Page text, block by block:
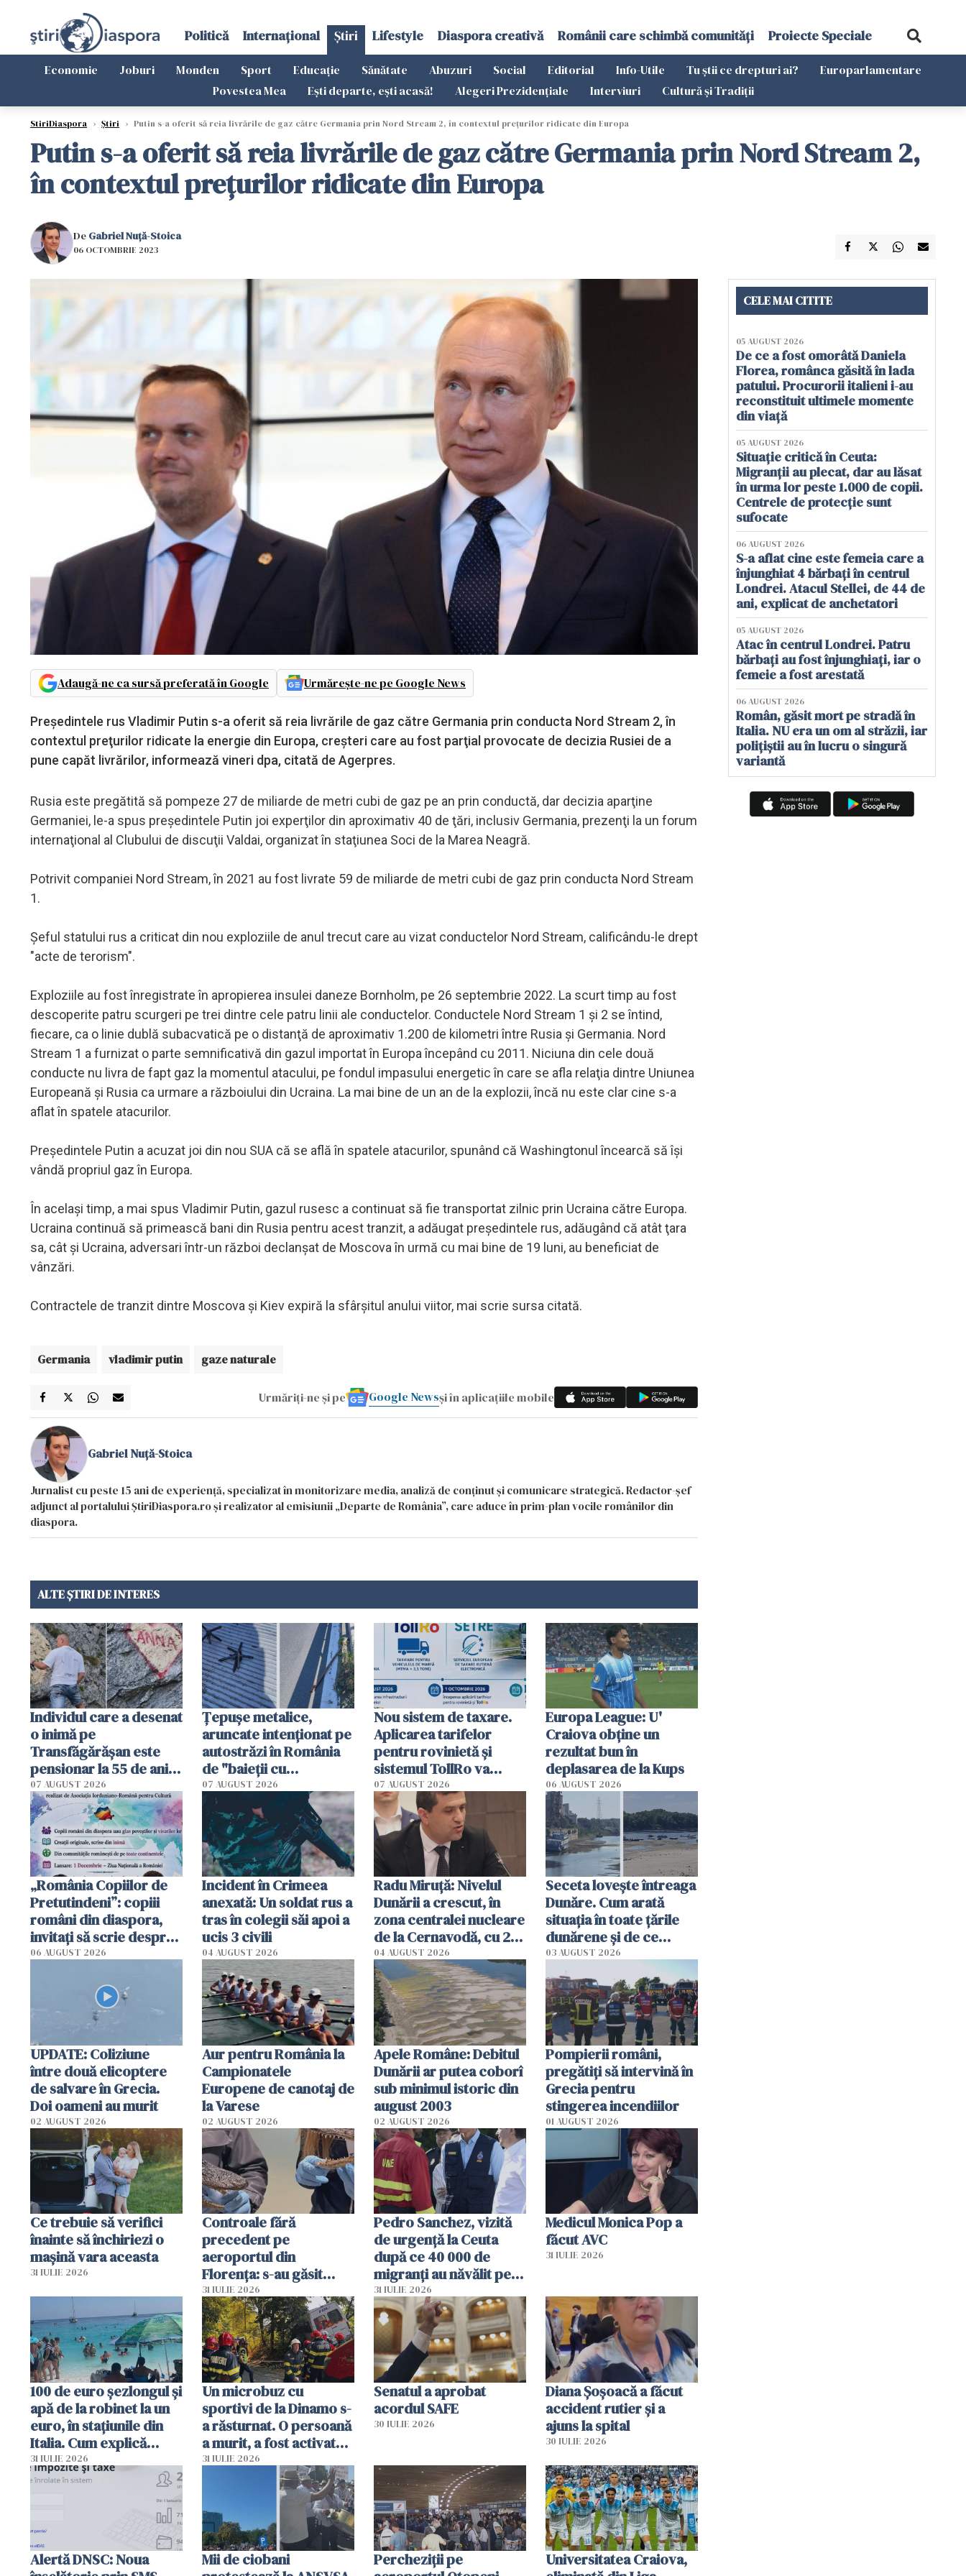
Politică Internațional Știri Lifestyle Diaspora creativă Românii care schimbă comunități Proiecte Speciale
Economie Joburi Monden Sport Educație Sănătate Abuzuri Social Editorial Info-Utile Tu știi ce drepturi ai?
Europarlamentare
Povestea Mea
Ești departe, ești acasă! Alegeri Prezidențiale Interviuri Cultură și Tradiții
StiriDiaspora › Știri › Putin s-a oferit să reia livrările de gaz către Germania prin Nord Stream 2, în contextul prețurilor ridicate din Europa
Putin s-a oferit să reia livrările de gaz către Germania prin Nord Stream 2,
în contextul prețurilor ridicate din Europa
De Gabriel Nuță-Stoica
06 OCTOMBRIE 2023
Adaugă-ne ca sursă preferată în Google Urmărește-ne pe Google News
Preşedintele rus Vladimir Putin s-a oferit să reia livrările de gaz către Germania prin conducta Nord Stream 2, în
contextul preţurilor ridicate la energie din Europa, creşteri care au fost parţial provocate de decizia Rusiei de a
pune capăt livrărilor, informează vineri dpa, citată de Agerpres.
Rusia este pregătită să pompeze 27 de miliarde de metri cubi de gaz pe an prin conductă, dar decizia aparţine
Germaniei, le-a spus preşedintele Putin joi experţilor din aproximativ 40 de ţări, inclusiv Germania, prezenţi la un forum
internaţional al Clubului de discuţii Valdai, organizat în staţiunea Soci de la Marea Neagră.
Potrivit companiei Nord Stream, în 2021 au fost livrate 59 de miliarde de metri cubi de gaz prin conducta Nord Stream
1.
Şeful statului rus a criticat din nou exploziile de anul trecut care au vizat conductelor Nord Stream, calificându-le drept
"acte de terorism".
Exploziile au fost înregistrate în apropierea insulei daneze Bornholm, pe 26 septembrie 2022. La scurt timp au fost
descoperite patru scurgeri pe trei dintre cele patru linii ale conductelor. Conductele Nord Stream 1 şi 2 se întind,
fiecare, ca o linie dublă subacvatică pe o distanţă de aproximativ 1.200 de kilometri între Rusia şi Germania. Nord
Stream 1 a furnizat o parte semnificativă din gazul importat în Europa începând cu 2011. Niciuna din cele două
conducte nu livra de fapt gaz la momentul atacului, pe fondul impasului energetic în care se afla relaţia dintre Uniunea
Europeană şi Rusia ca urmare a războiului din Ucraina. La mai bine de un an de la explozii, încă nu este clar cine s-a
aflat în spatele atacurilor.
Preşedintele Putin a acuzat joi din nou SUA că se află în spatele atacurilor, spunând că Washingtonul încearcă să îşi
vândă propriul gaz în Europa.
În acelaşi timp, a mai spus Vladimir Putin, gazul rusesc a continuat să fie transportat zilnic prin Ucraina către Europa.
Ucraina continuă să primească bani din Rusia pentru acest tranzit, a adăugat preşedintele rus, adăugând că atât ţara
sa, cât şi Ucraina, adversari într-un război declanşat de Moscova în urmă cu mai bine de 19 luni, au beneficiat de
vânzări.
Contractele de tranzit dintre Moscova şi Kiev expiră la sfârşitul anului viitor, mai scrie sursa citată.
Germania vladimir putin gaze naturale
Urmăriți-ne și pe Google Newsși în aplicațiile mobile
Gabriel Nuță-Stoica
Jurnalist cu peste 15 ani de experiență, specializat în monitorizare media, analiză de conținut și comunicare strategică. Redactor-șef
adjunct al portalului ȘtiriDiaspora.ro și realizator al emisiunii „Departe de România”, care aduce în prim-plan vocile românilor din
diaspora.
ALTE ȘTIRI DE INTERES
Individul care a desenat
o inimă pe
Transfăgărășan este
pensionar la 55 de ani.
Poliția l-a identificat
07 AUGUST 2026
Țepușe metalice,
aruncate intenționat pe
autostrăzi în România
de "baieții cu
platforme": "Mi-au
cerut 1200 lei să mă
tracteze"
07 AUGUST 2026
Nou sistem de taxare.
Aplicarea tarifelor
pentru rovinietă şi
sistemul TollRo va
începe la 1 octombrie
07 AUGUST 2026
Europa League: U'
Craiova obține un
rezultat bun în
deplasarea de la Kups
06 AUGUST 2026
„România Copiilor de
Pretutindeni”: copiii
români din diaspora,
invitați să scrie despre
România într-un volum
06 AUGUST 2026
Incident în Crimeea
anexată: Un soldat rus a
tras în colegii săi apoi a
ucis 3 civili
04 AUGUST 2026
Radu Miruţă: Nivelul
Dunării a crescut, în
zona centralei nucleare
de la Cernavodă, cu 2
cm faţă de ziua trecută
04 AUGUST 2026
Seceta lovește întreaga
Dunăre. Cum arată
situația în toate țările
dunărene și de ce
România resimte
efectele, deși a plouat
în iulie
03 AUGUST 2026
UPDATE: Coliziune
între două elicoptere
de salvare în Grecia.
Doi oameni au murit
02 AUGUST 2026
Aur pentru România la
Campionatele
Europene de canotaj de
la Varese
02 AUGUST 2026
Apele Române: Debitul
Dunării ar putea coborî
sub minimul istoric din
august 2003
02 AUGUST 2026
Pompierii români,
pregătiţi să intervină în
Grecia pentru
stingerea incendiilor
01 AUGUST 2026
Ce trebuie să verifici
înainte să închiriezi o
mașină vara aceasta
31 IULIE 2026
Controale fără
precedent pe
aeroportul din
Florența: s-au găsit
capete de aligator și o
sumă imensă de bani
31 IULIE 2026
Pedro Sanchez, vizită
de urgență la Ceuta
după ce 40 000 de
migranți au năvălit pe
teritoriul spaniol: „Vom
mobiliza toate
resursele"
31 IULIE 2026
Medicul Monica Pop a
făcut AVC
31 IULIE 2026
100 de euro șezlongul și
apă de la robinet la un
euro, în stațiunile din
Italia. Cum explică
autoritățile
31 IULIE 2026
Un microbuz cu
sportivi de la Dinamo s-
a răsturnat. O persoană
a murit, a fost activat
planul roșu de
31 IULIE 2026
Senatul a aprobat
acordul SAFE
30 IULIE 2026
Diana Șoșoacă a făcut
accident rutier și a
ajuns la spital
30 IULIE 2026
Alertă DNSC: Noua
Mii de ciobani
Percheziții pe
Universitatea Craiova,
CELE MAI CITITE
05 AUGUST 2026
De ce a fost omorâtă Daniela
Florea, românca găsită în lada
patului. Procurorii italieni i-au
reconstituit ultimele momente
din viață
05 AUGUST 2026
Situație critică în Ceuta:
Migranții au plecat, dar au lăsat
în urma lor peste 1.000 de copii.
Centrele de protecție sunt
sufocate
06 AUGUST 2026
S-a aflat cine este femeia care a
înjunghiat 4 bărbați în centrul
Londrei. Atacul Stellei, de 44 de
ani, explicat de anchetatori
05 AUGUST 2026
Atac în centrul Londrei. Patru
bărbați au fost înjunghiați, iar o
femeie a fost arestată
06 AUGUST 2026
Român, găsit mort pe stradă în
Italia. NU era un om al străzii, iar
polițiștii au în lucru o singură
variantă